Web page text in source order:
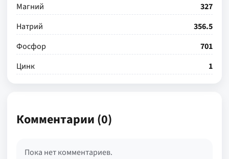
Магний
327
Натрий
356.5
Фосфор
701
Цинк
1
Комментарии (0)
Пока нет комментариев.